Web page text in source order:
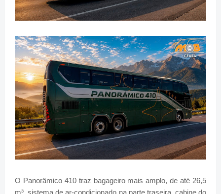
O Panorâmico 410 traz bagageiro mais amplo, de até 26,5